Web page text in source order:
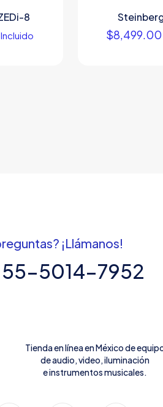
8
Incluido $8,499.00
¡Llámanos!
55-5014-7952
Tienda en línea en México de
de audio, video, iluminación
e instrumentos musicales.